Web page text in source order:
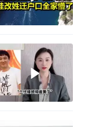
名创优品回应女子吐槽内裤质量差
日本试射“战斧”导弹，国防部回应